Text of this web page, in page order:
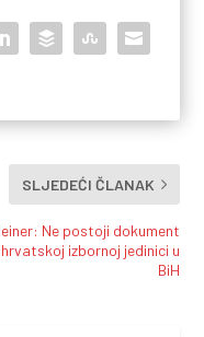
SLJEDEĆI ČLANAK
Ne postoji dokument
izbornoj jedinici u
BiH